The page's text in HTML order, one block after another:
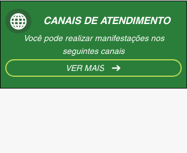
CANAIS DE ATENDIMENTO
Você pode realizar manifestações nos
seguintes canais
VER MAIS